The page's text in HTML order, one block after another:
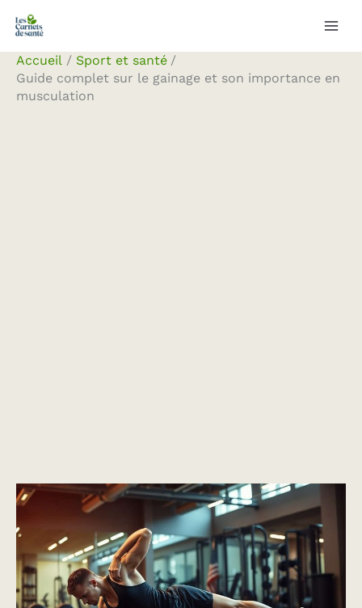
Aller
contenu
Accueil
Sport et santé
Guide complet sur le gainage et son importance en
musculation
Rechercher